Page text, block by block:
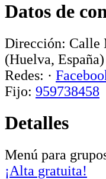
Datos de
Dirección: Calle
(Huelva, España)
Redes: ·
Fijo: 959738458
Detalles
Menú para
¡Alta gratuita!